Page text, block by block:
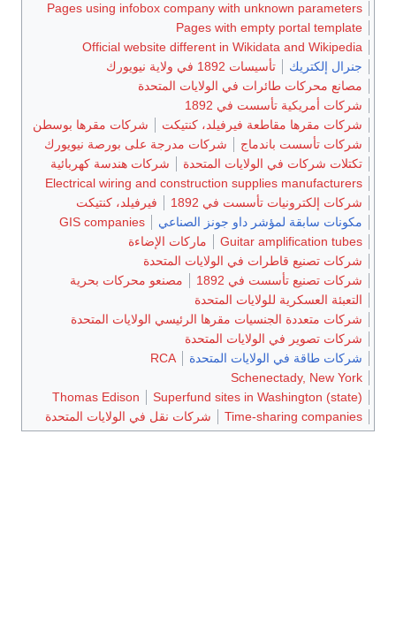
Pages using infobox company with unknown parameters
Pages with empty portal template
Official website different in Wikidata and Wikipedia
جنرال إلكتريك
تأسيسات 1892 في ولاية نيويورك
مصانع محركات طائرات في الولايات المتحدة
شركات أمريكية تأسست في 1892
شركات مقرها مقاطعة فيرفيلد، كنتيكت
شركات مقرها بوسطن
شركات تأسست باندماج
شركات مدرجة على بورصة نيويورك
تكتلات شركات في الولايات المتحدة
شركات هندسة كهربائية
Electrical wiring and construction supplies manufacturers
شركات إلكترونيات تأسست في 1892
فيرفيلد، كنتيكت
مكونات سابقة لمؤشر داو جونز الصناعي
GIS companies
Guitar amplification tubes
ماركات الإضاءة
شركات تصنيع قاطرات في الولايات المتحدة
شركات تصنيع تأسست في 1892
مصنعو محركات بحرية
التعبئة العسكرية للولايات المتحدة
شركات متعددة الجنسيات مقرها الرئيسي الولايات المتحدة
شركات تصوير في الولايات المتحدة
شركات طاقة في الولايات المتحدة
RCA
Schenectady, New York
Superfund sites in Washington (state)
Thomas Edison
Time-sharing companies
شركات نقل في الولايات المتحدة